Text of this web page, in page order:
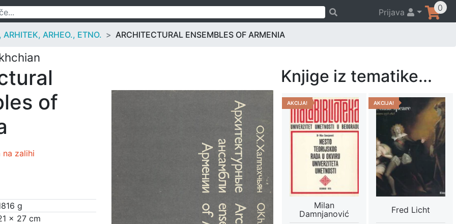
Prijava 0
ARHEO., ETNO. ARCHITECTURAL ENSEMBLES OF ARMENIA
of
na zalihi
g
× 27 cm
Knjige iz tematike...
AKCIJA!
Milan
Damnjanović
AKCIJA!
Fred Licht